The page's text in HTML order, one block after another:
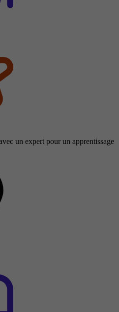
un expert pour un apprentissage